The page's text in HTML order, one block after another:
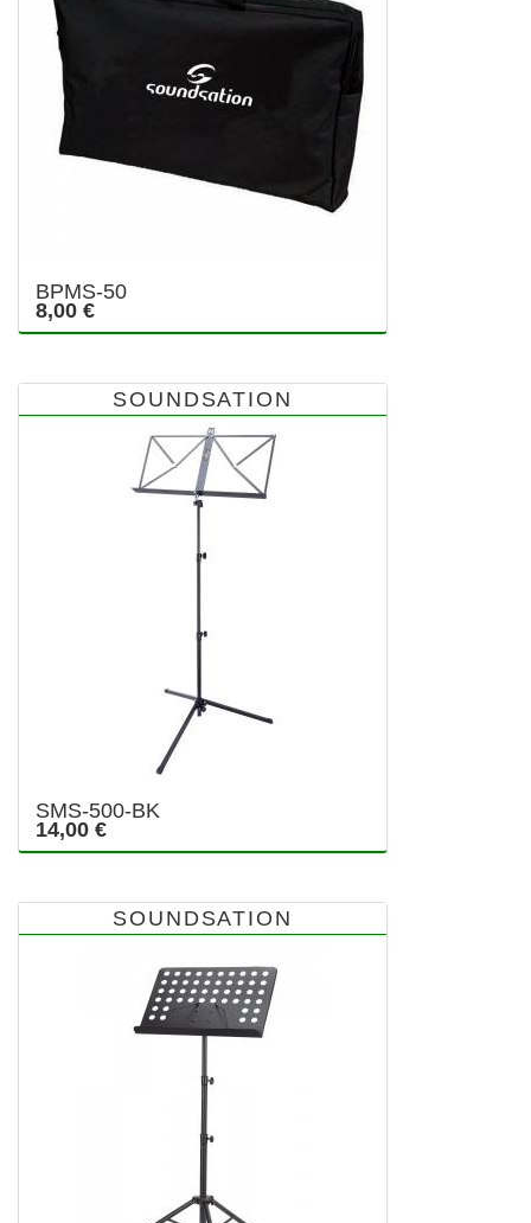
BPMS-50
8,00 €
SOUNDSATION
SMS-500-BK
14,00 €
SOUNDSATION